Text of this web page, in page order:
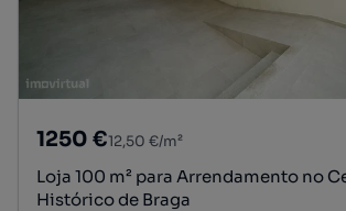
1250 €12,50 €/m²
Loja 100 m² para Arrendamento no
Histórico de Braga